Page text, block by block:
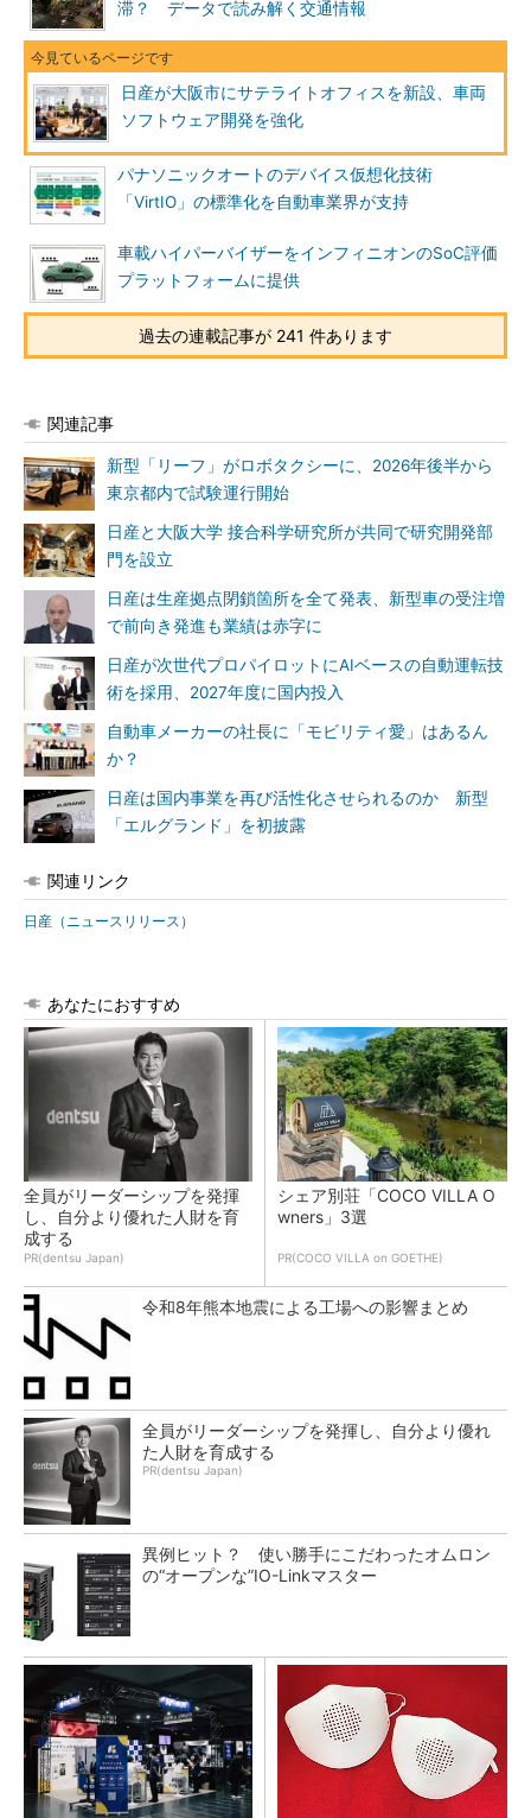
滞？ データで読み解く交通情報
日産が大阪市にサテライトオフィスを新設、車両
ソフトウェア開発を強化
パナソニックオートのデバイス仮想化技術
「VirtIO」の標準化を自動車業界が支持
車載ハイパーバイザーをインフィニオンのSoC評価
プラットフォームに提供
過去の連載記事が 241 件あります
関連記事
新型「リーフ」がロボタクシーに、2026年後半から
東京都内で試験運行開始
日産と大阪大学 接合科学研究所が共同で研究開発部
門を設立
日産は生産拠点閉鎖箇所を全て発表、新型車の受注増
で前向き発進も業績は赤字に
日産が次世代プロパイロットにAIベースの自動運転技
術を採用、2027年度に国内投入
自動車メーカーの社長に「モビリティ愛」はあるん
か？
日産は国内事業を再び活性化させられるのか 新型
「エルグランド」を初披露
関連リンク
日産（ニュースリリース）
あなたにおすすめ
全員がリーダーシップを発揮
し、自分より優れた人財を育
成する
PR(dentsu Japan)
シェア別荘「COCO VILLA O
wners」3選
PR(COCO VILLA on GOETHE)
令和8年熊本地震による工場への影響まとめ
全員がリーダーシップを発揮し、自分より優れ
た人財を育成する
PR(dentsu Japan)
異例ヒット？ 使い勝手にこだわったオムロン
の“オープンな”IO-Linkマスター